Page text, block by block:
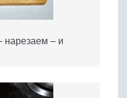
нарезаем – и